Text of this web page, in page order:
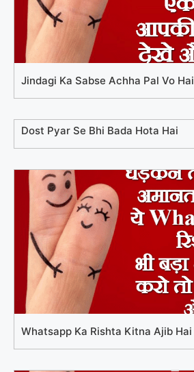
Jindagi Ka Sabse Achha Pal Vo Hai
Dost Pyar Se Bhi Bada Hota Hai
Whatsapp Ka Rishta Kitna Ajib Hai